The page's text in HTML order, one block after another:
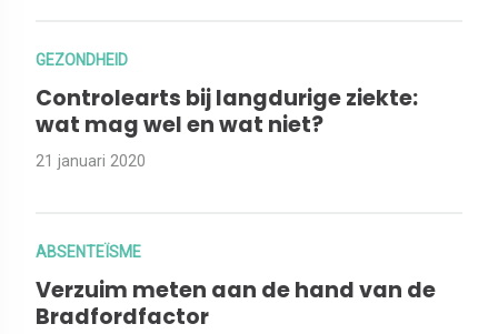
GEZONDHEID
Controlearts bij langdurige ziekte:
wat mag wel en wat niet?
21 januari 2020
ABSENTEÏSME
Verzuim meten aan de hand van de
Bradfordfactor